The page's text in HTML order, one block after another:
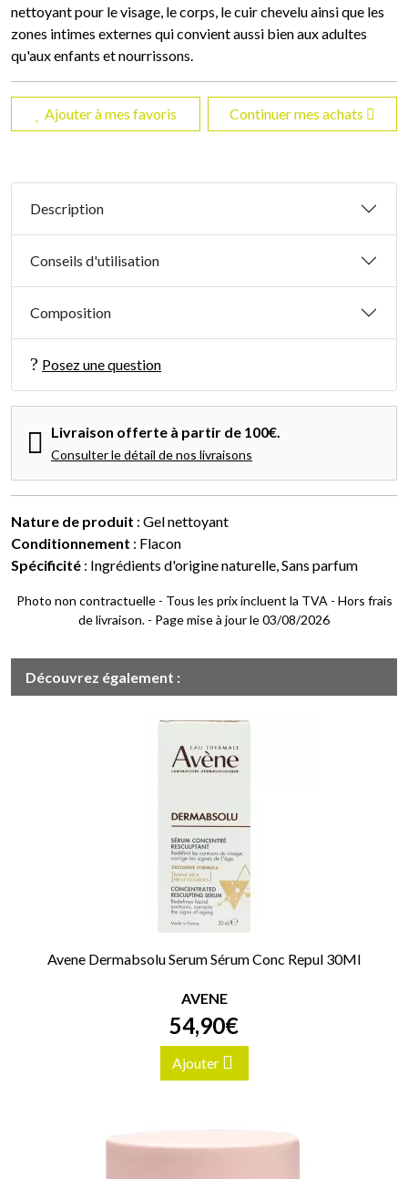
nettoyant pour le visage, le corps, le cuir chevelu ainsi que les
zones intimes externes qui convient aussi bien aux adultes
qu'aux enfants et nourrissons.
Ajouter à mes favoris Continuer mes achats
Description
Conseils d'utilisation
Composition
Posez une question
Livraison offerte à partir de 100€.
Consulter le détail de nos livraisons
Nature de produit : Gel nettoyant
Conditionnement : Flacon
Spécificité : Ingrédients d'origine naturelle, Sans parfum
Photo non contractuelle - Tous les prix incluent la TVA - Hors frais
de livraison. - Page mise à jour le 03/08/2026
Découvrez également :
Avene Dermabsolu Serum Sérum Conc Repul 30Ml
AVENE
54,90€
Ajouter